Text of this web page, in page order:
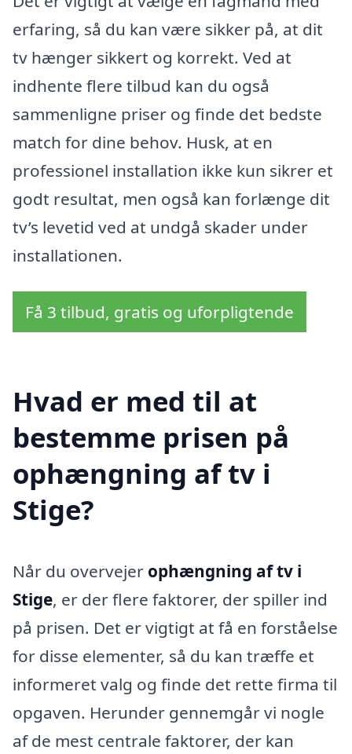
erfaring, så du kan være sikker på, at dit
tv hænger sikkert og korrekt. Ved at
indhente flere tilbud kan du også
sammenligne priser og finde det bedste
match for dine behov. Husk, at en
professionel installation ikke kun sikrer et
godt resultat, men også kan forlænge dit
tv’s levetid ved at undgå skader under
installationen.
Få 3 tilbud, gratis og uforpligtende
Hvad er med til at
bestemme prisen på
ophængning af tv i
Stige?
Når du overvejer ophængning af tv i
Stige, er der flere faktorer, der spiller ind
på prisen. Det er vigtigt at få en forståelse
for disse elementer, så du kan træffe et
informeret valg og finde det rette firma til
opgaven. Herunder gennemgår vi nogle
af de mest centrale faktorer, der kan